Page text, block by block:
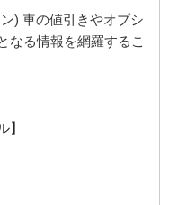
) 車の値引きやオプシ
なる情報を網羅するこ
】